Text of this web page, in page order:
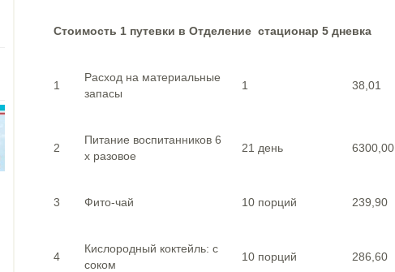
Стоимость 1 путевки в Отделение стационар 5 дневка
1
Расход на материальные
запасы
1 38,01
2
Питание воспитанников 6
х разовое
21 день 6300,00
3 Фито-чай 10 порций 239,90
4
Кислородный коктейль: с
соком
10 порций 286,60